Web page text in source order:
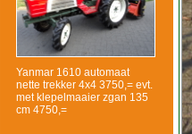
Yanmar 1610 automaat
nette trekker 4x4 3750,= evt.
met klepelmaaier zgan 135
cm 4750,=